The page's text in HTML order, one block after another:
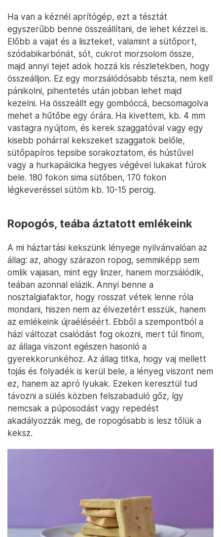
Ha van a kéznél aprítógép, ezt a tésztát
egyszerűbb benne összeállítani, de lehet kézzel is.
Előbb a vajat és a liszteket, valamint a sütőport,
szódabikarbónát, sót, cukrot morzsolom össze,
majd annyi tejet adok hozzá kis részletekben, hogy
összeálljon. Ez egy morzsálódósabb tészta, nem kell
pánikolni, pihentetés után jobban lehet majd
kezelni. Ha összeállt egy gombóccá, becsomagolva
mehet a hűtőbe egy órára. Ha kivettem, kb. 4 mm
vastagra nyújtom, és kerek szaggatóval vagy egy
kisebb pohárral kekszeket szaggatok belőle,
sütőpapíros tepsibe sorakoztatom, és hústűvel
vagy a hurkapálcika hegyes végével lukakat fúrok
bele. 180 fokon sima sütőben, 170 fokon
légkeveréssel sütöm kb. 10-15 percig.
Ropogós, teába áztatott emlékeink
A mi háztartási kekszünk lényege nyilvánvalóan az
állag: az, ahogy szárazon ropog, semmiképp sem
omlik vajasan, mint egy linzer, hanem morzsálódik,
teában azonnal elázik. Annyi benne a
nosztalgiafaktor, hogy rosszat vétek lenne róla
mondani, hiszen nem az élvezetért esszük, hanem
az emlékeink újraéléséért. Ebből a szempontból a
házi változat csalódást fog okozni, mert túl finom,
az állaga viszont egészen hasonló a
gyerekkorunkéhoz. Az állag titka, hogy vaj mellett
tojás és folyadék is kerül bele, a lényeg viszont nem
ez, hanem az apró lyukak. Ezeken keresztül tud
távozni a sülés közben felszabaduló gőz, így
nemcsak a púposodást vagy repedést
akadályozzák meg, de ropogósabb is lesz tőlük a
keksz.